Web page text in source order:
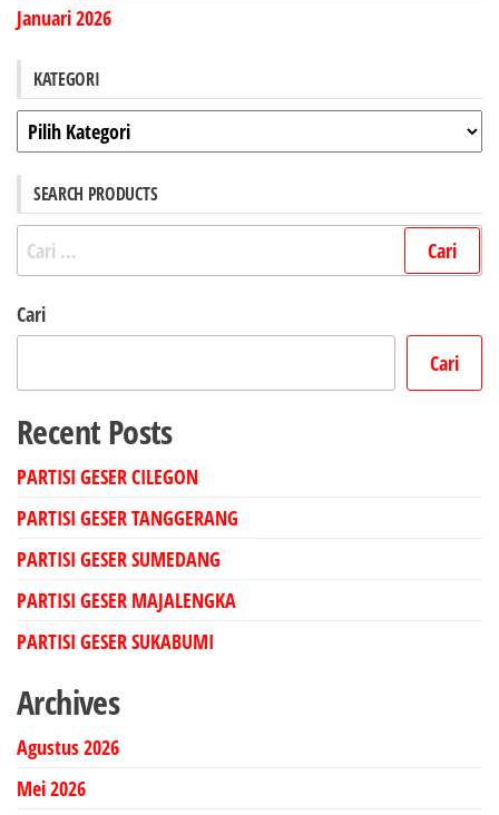
Januari 2026
KATEGORI
Kategori
SEARCH PRODUCTS
Cari
untuk:
Cari
Cari
Recent Posts
PARTISI GESER CILEGON
PARTISI GESER TANGGERANG
PARTISI GESER SUMEDANG
PARTISI GESER MAJALENGKA
PARTISI GESER SUKABUMI
Archives
Agustus 2026
Mei 2026